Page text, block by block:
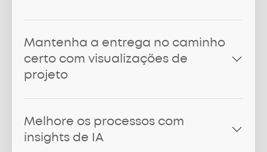
Mantenha a entrega no caminho
certo com visualizações de
projeto
Melhore os processos com
insights de IA